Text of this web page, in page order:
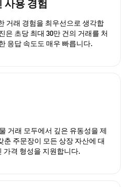
사용 경험
거래 경험을 최우선으로 생각합
은 초당 최대 30만 건의 거래를 처
응답 속도도 매우 빠릅니다.
거래 모두에서 깊은 유동성을 제
춘 주문장이 모든 상장 자산에 대
가격 형성을 지원합니다.